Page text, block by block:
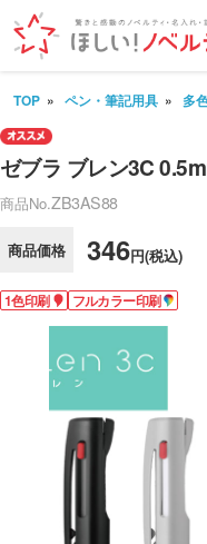
TOP ペン・筆記用具 多
ゼブラ ブレン3C
商品No.ZB3AS88
商品価格 346円(税込)
1色印刷 フルカラー印刷